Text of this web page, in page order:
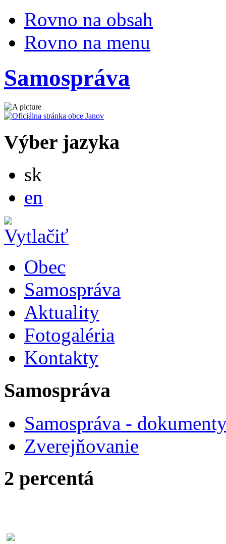
Rovno na obsah
Rovno na menu
Samospráva
Výber jazyka
sk
en
Obec
Samospráva
Aktuality
Fotogaléria
Kontakty
Samospráva
Samospráva -
Zverejňovanie
2 percentá